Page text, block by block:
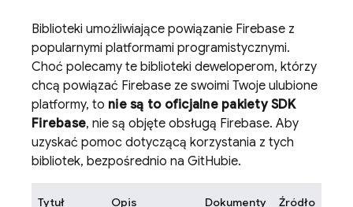
Biblioteki umożliwiające powiązanie Firebase z
popularnymi platformami programistycznymi.
Choć polecamy te biblioteki deweloperom, którzy
chcą powiązać Firebase ze swoimi Twoje ulubione
platformy, to nie są to oficjalne pakiety SDK
Firebase, nie są objęte obsługą Firebase. Aby
uzyskać pomoc dotyczącą korzystania z tych
bibliotek, bezpośrednio na GitHubie.
Tytuł Opis Dokumenty Źródło